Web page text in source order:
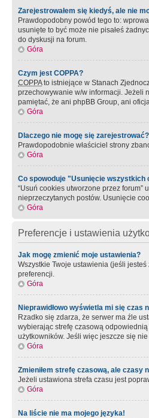
Zarejestrowałem się kiedyś, ale nie
Prawdopodobny powód tego to:
usunięte to być może nie pisałeś
do dyskusji na forum.
Góra
Czym jest COPPA?
COPPAto istniejące w Stanach
przechowywanie w/w informacji. Jeżeli
pamiętać, że ani phpBB Group, ani
Góra
Dlaczego nie mogę się zarejestrować?
Prawdopodobnie właściciel strony
Góra
Co spowoduje "Usunięcie
“Usuń cookies utworzone przez
nieprzeczytanych postów. Usunięcie
Góra
Preferencje i ustawienia
Jak mogę zmienić moje ustawienia?
Wszystkie Twoje ustawienia (jeśli
preferencji.
Góra
Nieprawidłowo wyświetla mi się czas
Rzadko się zdarza, że serwer ma źle
wybierając strefę czasową
użytkowników. Jeśli więc jeszcze się
Góra
Zmieniłem strefę czasową, ale czasy
Jeżeli ustawiona strefa czasu jest
Góra
Na liście nie ma mojego języka!